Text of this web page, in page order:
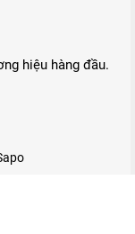
hiệu hàng đầu.